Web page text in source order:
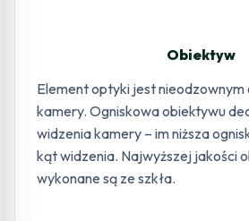
Obiektyw
Element optyki jest
kamery. Ogniskowa obiektywu
widzenia kamery – im niższa
kąt widzenia. Najwyższej jakości
wykonane są ze szkła.